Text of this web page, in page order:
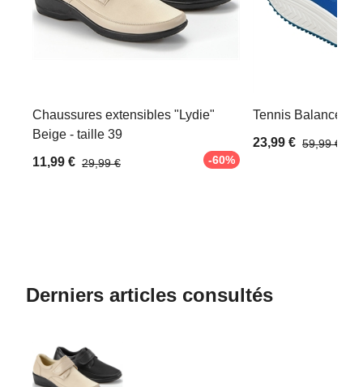
Chaussures extensibles "Lydie"
Beige - taille 39
11,99 € 29,99 € -60%
Tennis Balance
23,99 € 59,99 €
Derniers articles consultés